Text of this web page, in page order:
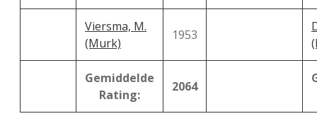
Viersma, M.
(Murk)
1953
Gemiddelde
Rating:
2064